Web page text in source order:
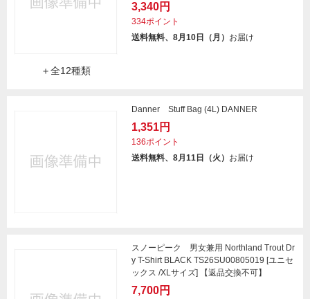
＋全12種類
3,340円
334ポイント
送料無料、8月10日（月） お届け
Danner Stuff Bag (4L) DANNER
1,351円
136ポイント
送料無料、8月11日（火） お届け
スノーピーク 男女兼用 Northland Trout Dr
y T-Shirt BLACK TS26SU00805019 [ユニセ
ックス /XLサイズ] 【返品交換不可】
7,700円